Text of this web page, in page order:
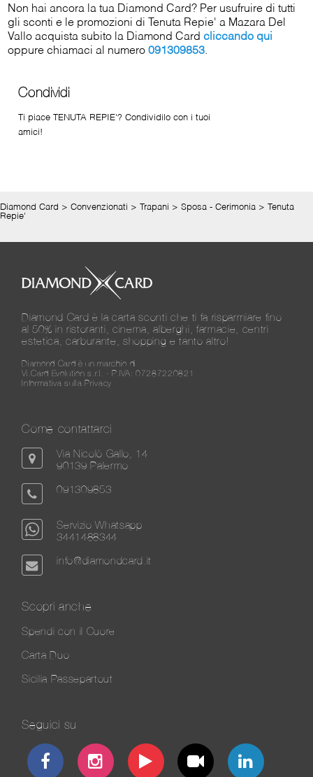
Non hai ancora la tua Diamond Card? Per usufruire di tutti
gli sconti e le promozioni di Tenuta Repie' a Mazara Del
Vallo acquista subito la Diamond Cardcliccando qui
oppure chiamaci al numero091309853.
Condividi
Ti piace TENUTA REPIE'? Condividilo con i tuoi
amici!
Diamond Card > Convenzionati > Trapani > Sposa - Cerimonia > Tenuta
Repie'
Diamond Card è la carta sconti che ti fa risparmiare fino
al 50% in ristoranti, cinema, alberghi, farmacie, centri
estetica, carburante, shopping e tanto altro!
Diamond Card è un marchio di
Vi.Card Evolution s.r.l. - P.IVA: 07287220821
Informativa sulla Privacy
Come contattarci
Via Nicolò Gallo, 14
90139 Palermo
091309853
Servizio Whatsapp
3441488344
info@diamondcard.it
Scopri anche
Spendi con il Cuore
Carta Duo
Sicilia Passepartout
Seguici su